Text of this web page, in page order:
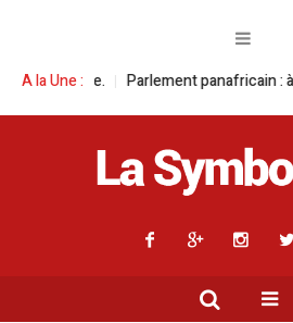
A la Une :
panafricain : à Johannesburg, Aimé